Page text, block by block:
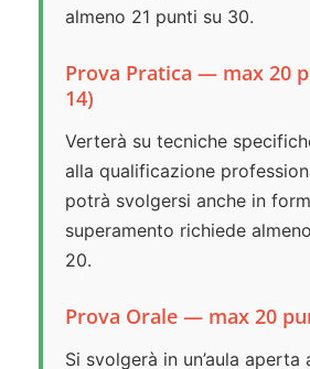
almeno 21 punti su 30.
Prova Pratica — max 20
14)
Verterà su tecniche
alla qualificazione
potrà svolgersi anche in
superamento richiede
20.
Prova Orale — max 20
Si svolgerà in un’aula